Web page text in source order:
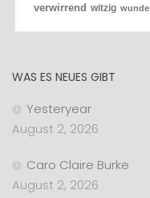
verwirrend witzig
WAS ES NEUES GIBT
Yesteryear
August 2, 2026
Caro Claire Burke
August 2, 2026